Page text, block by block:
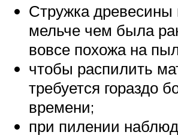
Стружка древесины
мельче чем была
вовсе похожа на
чтобы распилить
требуется гораздо
времени;
при пилении